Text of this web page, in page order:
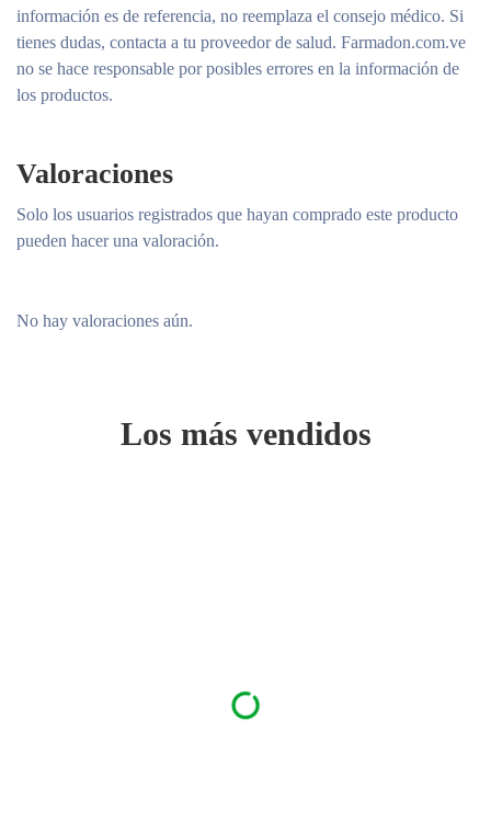
información es de referencia, no reemplaza el consejo médico. Si
tienes dudas, contacta a tu proveedor de salud. Farmadon.com.ve
no se hace responsable por posibles errores en la información de
los productos.
Valoraciones
No hay valoraciones aún.
Solo los usuarios registrados que hayan comprado este producto
pueden hacer una valoración.
Los más vendidos